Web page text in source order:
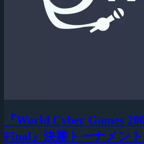
『World Cyber Games
Final』決勝トーナメン